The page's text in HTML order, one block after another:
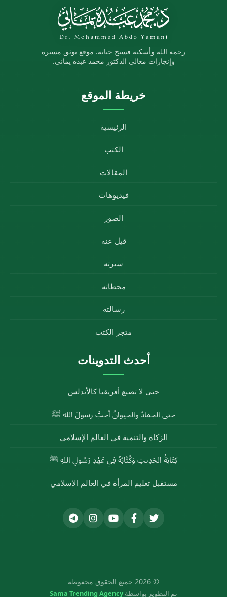
رحمه الله وأسكنه فسيح جناته. موقع يوثق مسيرة
وإنجازات معالي الدكتور محمد عبده يماني.
خريطة الموقع
الرئيسية
الكتب
المقالات
فيديوهات
الصور
قيل عنه
سيرته
محطاته
رسالته
متجر الكتب
أحدث التدوينات
حتى لا تضيع أفريقيا كالأندلس
حتى الجمادُ والحيوانُ أحبَّ رسولَ الله ﷺ
الزكاة والتنمية في العالم الإسلامي
كِتَابَةُ الحَدِيثِ وَكُتَّابُهُ فِي عَهْدِ رَسُولِ اللهِ ﷺ
مستقبل تعليم المرأة في العالم الإسلامي
© 2026 جميع الحقوق محفوظة
تم التطوير بواسطة Sama Trending Agency